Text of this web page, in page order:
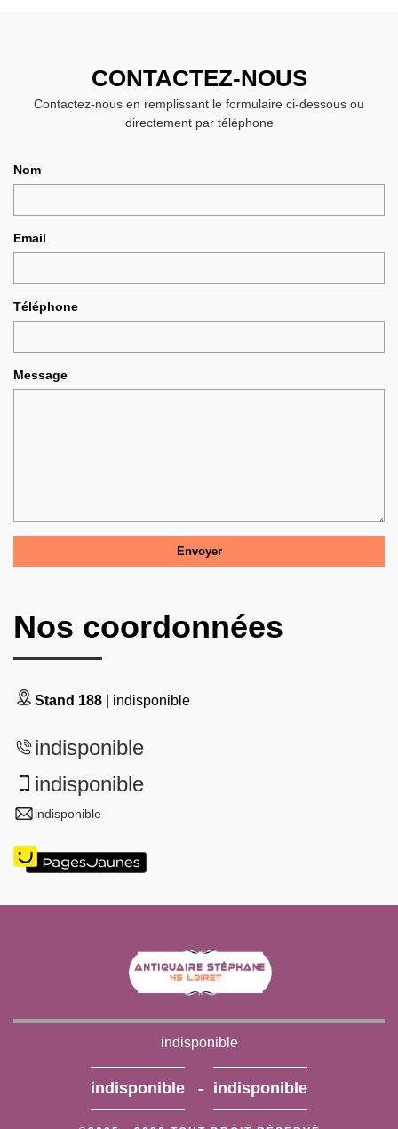
CONTACTEZ-NOUS
Contactez-nous en remplissant le formulaire ci-dessous ou
directement par téléphone
Nom
Email
Téléphone
Message
Nos coordonnées
Stand 188 | indisponible
indisponible
indisponible
indisponible
indisponible
indisponible - indisponible